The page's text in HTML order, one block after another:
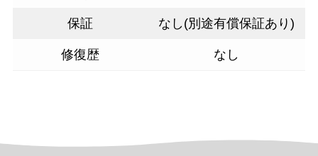
保証 なし(別途有償保証あり)
修復歴 なし